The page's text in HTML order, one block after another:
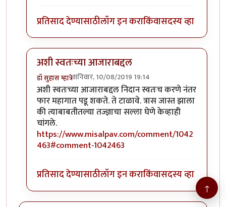
प्रतिसाद देण्यासाठीलॉग इन कराकिंवासदस्य व्हा
अशी स्वतःच्या आजाराबद्दल
डॉ सुहास म्हात्रेशनिवार, 10/08/2019 19:14
In reply toजॉन भाऊ मी तणावग्रस्त नसुनbyतमराज
अशी स्वतःच्या आजाराबद्दल निदान स्वतःच करणे नंतर
फार महागात पडू शकते. ते टाळावे. त्रास जास्त झाला
की त्याबाबतीतल्या तज्ज्ञाचा सल्ला घेणे केव्हाही
चांगले.
https://www.misalpav.com/comment/1042
463#comment-1042463
प्रतिसाद देण्यासाठीलॉग इन कराकिंवासदस्य व्हा
↑